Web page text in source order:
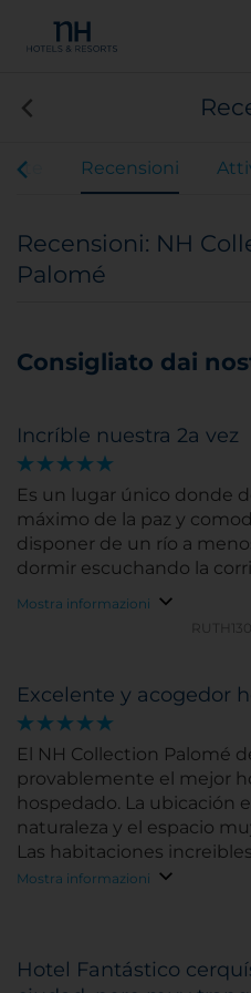
Recensioni
Recensioni: NH
Palomé
Consigliato dai
Incríble nuestra 2a vez
Es un lugar único donde
máximo de la paz y
disponer de un río a
dormir escuchando la
Mostra informazioni
Excelente y acogedor
El NH Collection Palomé
provablemente el mejor
hospedado. La ubicación
naturaleza y el espacio
Las habitaciones
Mostra informazioni
Hotel Fantástico